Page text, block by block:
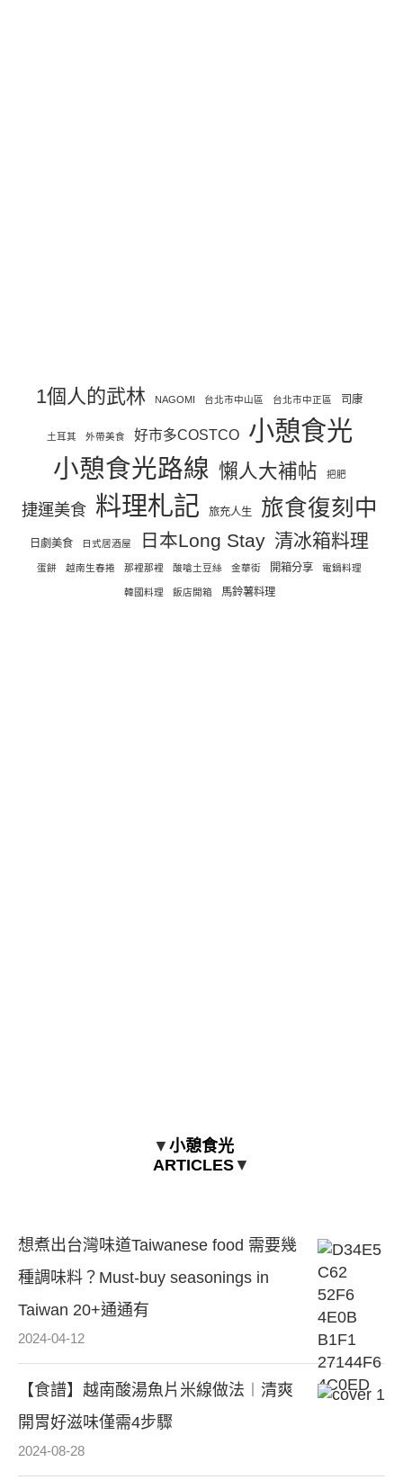
1個人的武林 NAGOMI 台北市中山區 台北市中正區 司康
土耳其 外帶美食 好市多COSTCO 小憩食光
小憩食光路線 懶人大補帖 把肥
捷運美食 料理札記 旅充人生 旅食復刻中
日劇美食 日式居酒屋 日本Long Stay 清冰箱料理
蛋餅 越南生春捲 那裡那裡 酸嗆土豆絲 金華街 開箱分享 電鍋料理
韓國料理 飯店開箱 馬鈴薯料理
▼ 小憩食光
ARTICLES▼
想煮出台灣味道Taiwanese food 需要幾
種調味料？Must-buy seasonings in
Taiwan 20+通通有
2024-04-12
【食譜】越南酸湯魚片米線做法︱清爽
開胃好滋味僅需4步驟
2024-08-28